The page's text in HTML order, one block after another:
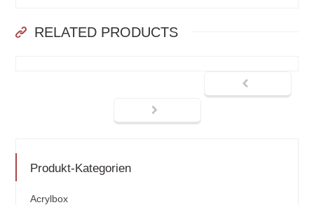
RELATED PRODUCTS
Produkt-Kategorien
Acrylbox